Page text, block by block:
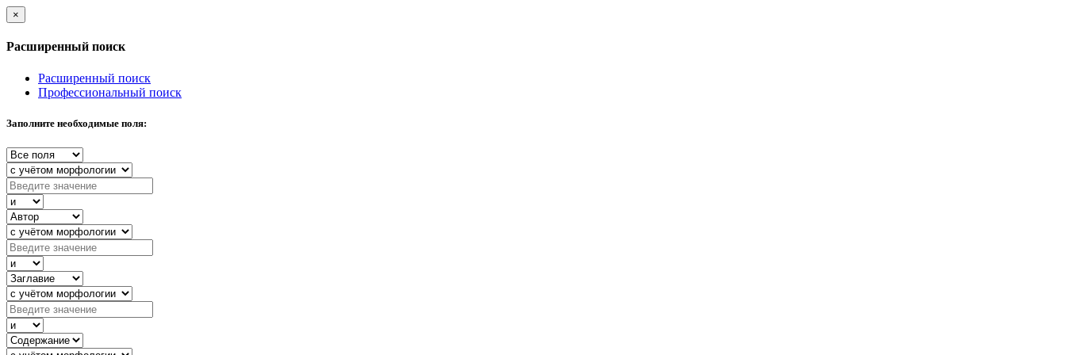
×
Расширенный поиск
Расширенный поиск
Профессиональный поиск
Заполните необходимые поля: